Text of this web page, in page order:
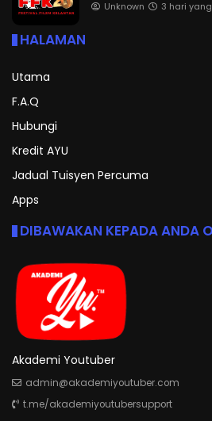
Unknown 3 hari
HALAMAN
Utama
F.A.Q
Hubungi
Kredit AYU
Jadual Tuisyen Percuma
Apps
DIBAWAKAN KEPADA ANDA
Akademi Youtuber
admin@akademiyoutuber.com
t.me/akademiyoutubersupport